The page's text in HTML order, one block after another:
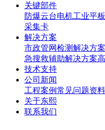
关键部件
防爆云台电机工业平板
采集卡
解决方案
市政管网检测解决方案
急搜救辅助解决方案
技术支持
公司新闻
工程案例常见问题资
关于东熙
联系我们